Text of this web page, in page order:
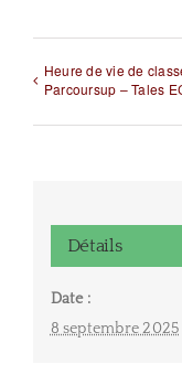
Heure de vie de
Parcoursup – Tales
Détails
Date :
8 septembre 2025